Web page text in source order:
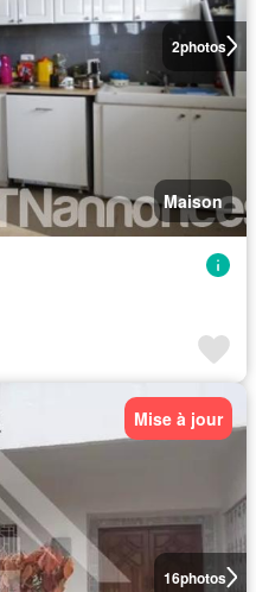
2photos
Maison
16photos
Mise à jour